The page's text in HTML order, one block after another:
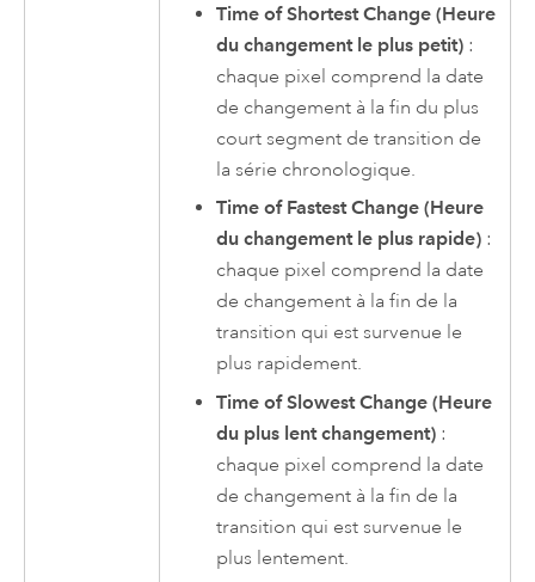
Time of Shortest Change (Heure
du changement le plus petit) :
chaque pixel comprend la date
de changement à la fin du plus
court segment de transition de
la série chronologique.
Time of Fastest Change (Heure
du changement le plus rapide) :
chaque pixel comprend la date
de changement à la fin de la
transition qui est survenue le
plus rapidement.
Time of Slowest Change (Heure
du plus lent changement) :
chaque pixel comprend la date
de changement à la fin de la
transition qui est survenue le
plus lentement.